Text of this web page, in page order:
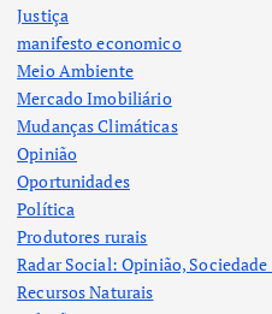
Justiça
manifesto economico
Meio Ambiente
Mercado Imobiliário
Mudanças Climáticas
Opinião
Oportunidades
Política
Produtores rurais
Radar Social: Opinião,
Recursos Naturais